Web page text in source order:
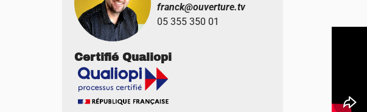
franck@ouverture.tv
05 355 350 01
Certifié Qualiopi